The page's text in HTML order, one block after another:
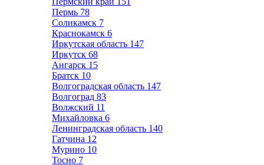
Пермь 78
Соликамск 7
Краснокамск 6
Иркутская область 147
Иркутск 68
Ангарск 15
Братск 10
Волгоградская область 147
Волгоград 83
Волжский 11
Михайловка 6
Ленинградская область 140
Гатчина 12
Мурино 10
Тосно 7